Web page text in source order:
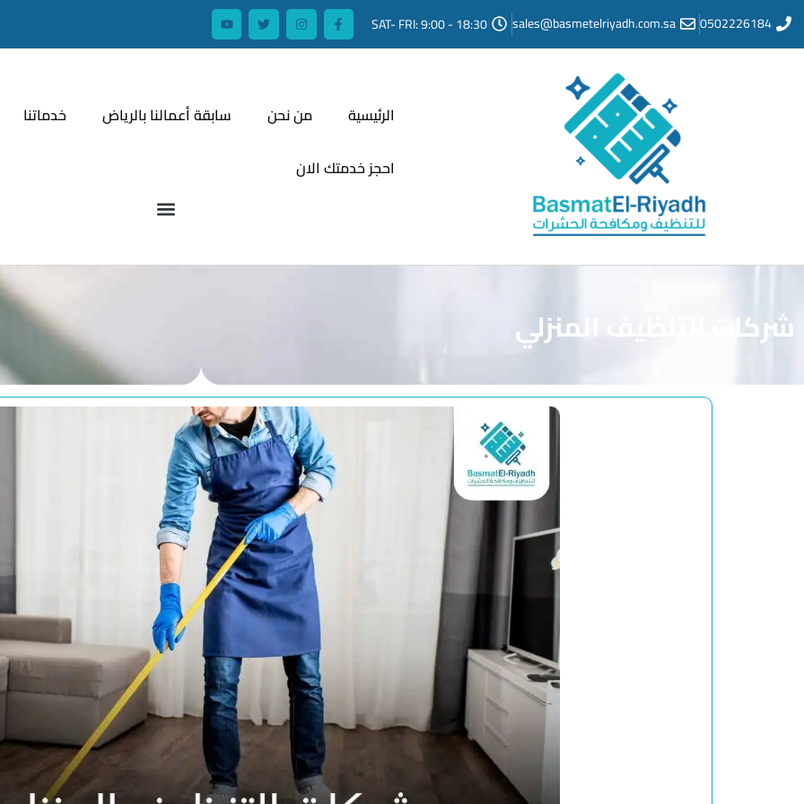
0502226184
sales@basmetelriyadh.com.sa
SAT- FRI: 9:00 - 18:30
الرئيسية من نحن سابقة أعمالنا بالرياض خدماتنا
احجز خدمتك الان
شركات التنظيف المنزلي